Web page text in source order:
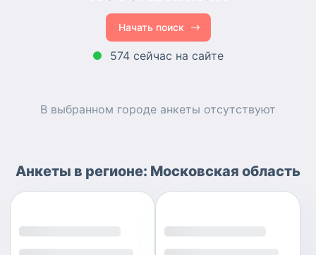
Начать поиск
574 сейчас на сайте
В выбранном городе анкеты отсутствуют
Анкеты в регионе: Московская область